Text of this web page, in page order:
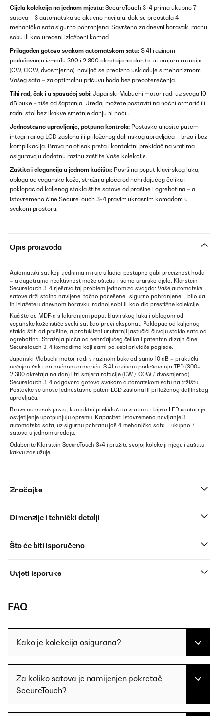
Cijela kolekcija na jednom mjestu: SecureTouch 3+4 prima ukupno 7
satova – 3 automatska se aktivno navijaju, dok su preostala 4
mehanička sata sigurno pohranjena. Savršeno za dnevni boravak, radnu
sobu ili kao uređeni izložbeni komad.
Prilagođen gotovo svakom automatskom satu: S 41 razinom
podešavanja između 300 i 2.300 okretaja na dan te tri smjera rotacije
(CW, CCW, dvosmjerno), navijač se precizno usklađuje s mehanizmom
Vašeg sata – za optimalnu pričuvu hoda bez preopterećenja.
Tihi rad, čak i u spavaćoj sobi: Japanski Mabuchi motor radi uz svega 10
dB buke – tiše od šaptanja. Uređaj možete postaviti na noćni ormarić ili
radni stol bez ikakve smetnje danju ni noću.
Jednostavno upravljanje, potpuna kontrola: Postavke unosite putem
integriranog LCD zaslona ili priloženog daljinskog upravljača – brzo i bez
komplikacija. Brava na otisak prsta i kontaktni prekidač na vratima
osiguravaju dodatnu razinu zaštite Vaše kolekcije.
Zaštita i elegancija u jednom kućištu: Površina poput klavirskog laka,
obloga od veganske kože, stražnja ploča od nehrđajućeg čelika i
poklopac od kaljenog stakla štite satove od prašine i ogrebotina – a
istovremeno čine SecureTouch 3+4 pravim ukrasnim komadom u
svakom prostoru.
Opis proizvoda
Automatski sat koji tjednima miruje u ladici postupno gubi preciznost hoda
– a dugotrajna neaktivnost može oštetiti i samo urarsko djelo. Klarstein
SecureTouch 3+4 rješava taj problem jednom za svagda: Vaše automatske
satove drži stalno navijene, točno podešene i sigurno pohranjene – bilo da
ih izlažete u dnevnom boravku, radnoj sobi ili kao dio prestižne kolekcije.
Kućište od MDF-a s lakiranjem poput klavirskog laka i oblogom od
veganske kože ističe svaki sat kao pravi eksponat. Poklopac od kaljenog
stakla štiti od prašine, a protuklizni unutarnji jastučići čuvaju staklo sata od
ogrebotina. Stražnja ploča od nehrđajućeg čelika i patentan dizajn čine
SecureTouch 3+4 komadima koji sami po sebi privlače poglede.
Japanski Mabuchi motor radi s razinom buke od samo 10 dB – praktički
nečujan čak i na noćnom ormariću. S 41 razinom podešavanja TPD (300–
2.300 okretaja na dan) i tri smjera rotacije (CW / CCW / dvosmjerno),
SecureTouch 3+4 odgovara gotovo svakom automatskom satu na tržištu.
Postavke se unose jednostavno putem LCD zaslona ili priloženog daljinskog
upravljača.
Brave na otisak prsta, kontaktni prekidač na vratima i bijelo LED unutarnje
osvjetljenje upotpunjuju opremu. Kapacitet: istovremeno navijanje 3
automatska sata, uz sigurnu pohranu još 4 mehanička sata – ukupno 7
satova u jednom uređaju.
Odaberite Klarstein SecureTouch 3+4 i pružite svojoj kolekciji njegu i zaštitu
kakvu zaslužuje.
Značajke
Dimenzije i tehnički detalji
Što će biti isporučeno
Uvjeti isporuke
FAQ
Kako je kolekcija osigurana?
Za koliko satova je namijenjen pokretač
SecureTouch?